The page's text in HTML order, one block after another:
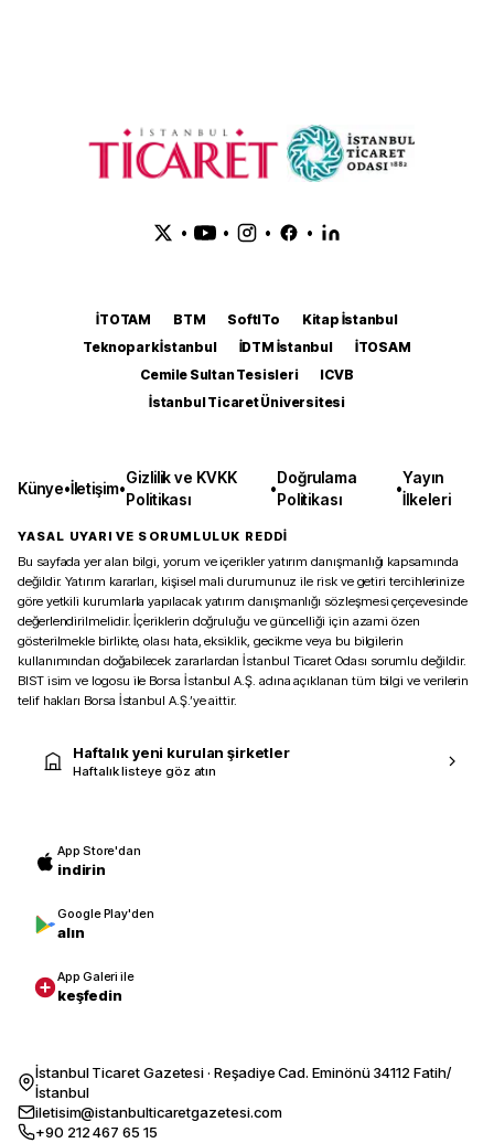
• • • •
İTOTAM BTM SoftITo
Kitap İstanbul
Teknopark İstanbul
İDTM İstanbul
İTOSAM
Cemile Sultan Tesisleri
ICVB
İstanbul Ticaret Üniversitesi
Künye•İletişim•
Gizlilik ve KVKK
Politikası
•
Doğrulama
Politikası
•
Yayın
İlkeleri
YASAL UYARI VE SORUMLULUK REDDİ
Bu sayfada yer alan bilgi, yorum ve içerikler yatırım danışmanlığı kapsamında
değildir. Yatırım kararları, kişisel mali durumunuz ile risk ve getiri tercihlerinize
göre yetkili kurumlarla yapılacak yatırım danışmanlığı sözleşmesi çerçevesinde
değerlendirilmelidir. İçeriklerin doğruluğu ve güncelliği için azami özen
gösterilmekle birlikte, olası hata, eksiklik, gecikme veya bu bilgilerin
kullanımından doğabilecek zararlardan İstanbul Ticaret Odası sorumlu değildir.
BIST isim ve logosu ile Borsa İstanbul A.Ş. adına açıklanan tüm bilgi ve verilerin
telif hakları Borsa İstanbul A.Ş.’ye aittir.
Haftalık yeni kurulan şirketler
Haftalık listeye göz atın
App Store'dan
indirin
Google Play'den
alın
App Galeri ile
keşfedin
İstanbul Ticaret Gazetesi · Reşadiye Cad. Eminönü 34112 Fatih/
İstanbul
iletisim@istanbulticaretgazetesi.com
+90 212 467 65 15